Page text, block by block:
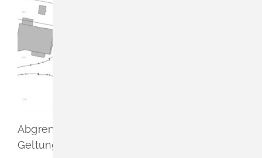
Abgrenzung vorgeschlagener
Geltungsbereich genordet (ohne Maßstab)